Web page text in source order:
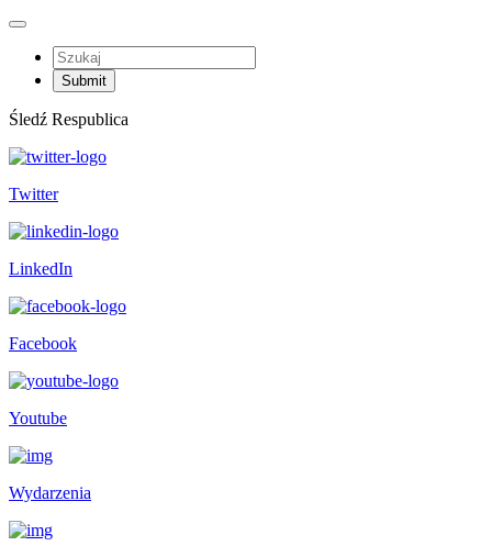
Śledź Respublica
Twitter
LinkedIn
Facebook
Youtube
Wydarzenia